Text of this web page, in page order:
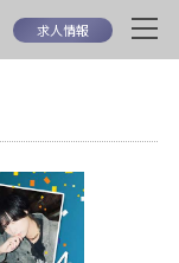
求人情報